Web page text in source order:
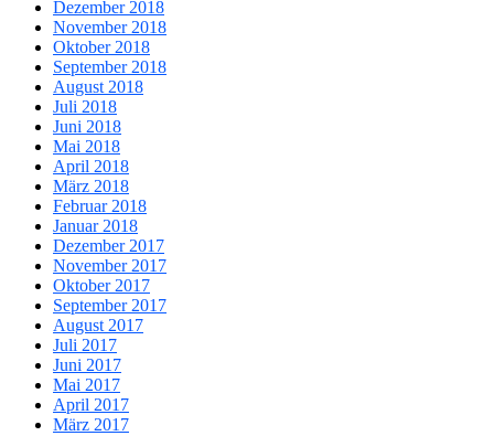
Dezember 2018
November 2018
Oktober 2018
September 2018
August 2018
Juli 2018
Juni 2018
Mai 2018
April 2018
März 2018
Februar 2018
Januar 2018
Dezember 2017
November 2017
Oktober 2017
September 2017
August 2017
Juli 2017
Juni 2017
Mai 2017
April 2017
März 2017